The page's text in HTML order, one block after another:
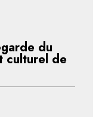
du
culturel de